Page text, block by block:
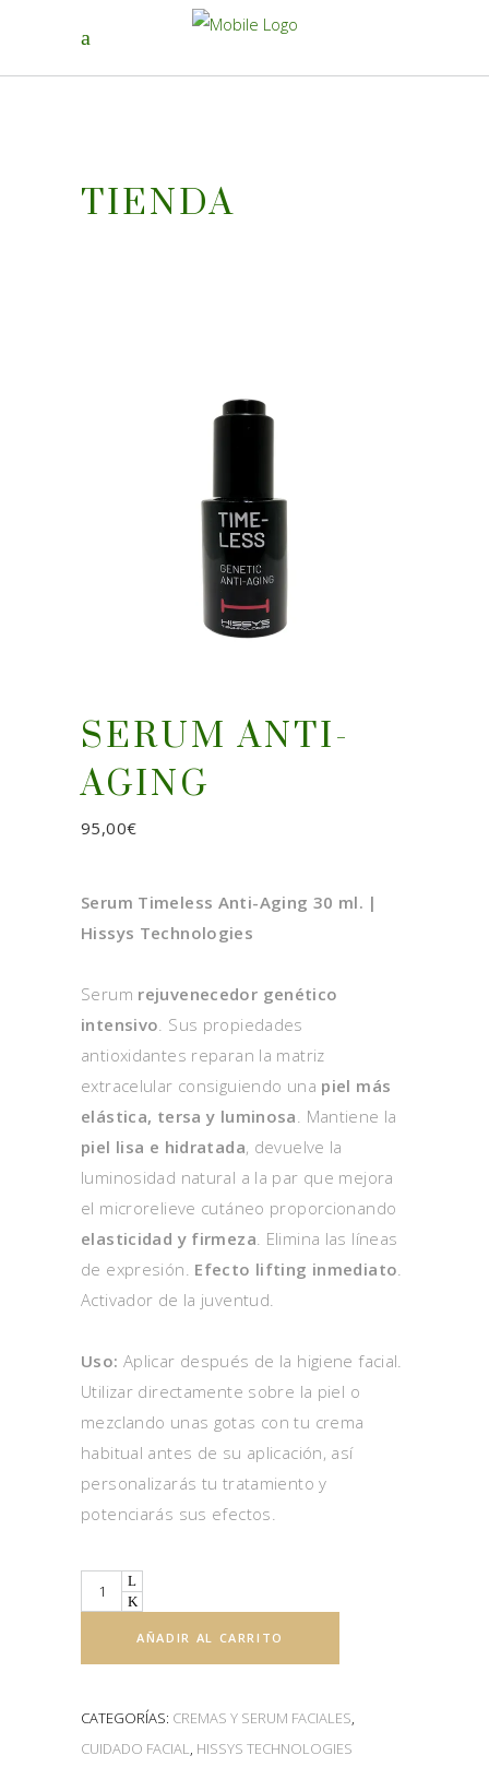
TIENDA
SERUM ANTI-
AGING
95,00€
Serum Timeless Anti-Aging 30 ml. |
Hissys Technologies
Serum rejuvenecedor genético
intensivo. Sus propiedades
antioxidantes reparan la matriz
extracelular consiguiendo una piel más
elástica, tersa y luminosa. Mantiene la
piel lisa e hidratada, devuelve la
luminosidad natural a la par que mejora
el microrelieve cutáneo proporcionando
elasticidad y firmeza. Elimina las líneas
de expresión. Efecto lifting inmediato.
Activador de la juventud.
Uso: Aplicar después de la higiene facial.
Utilizar directamente sobre la piel o
mezclando unas gotas con tu crema
habitual antes de su aplicación, así
personalizarás tu tratamiento y
potenciarás sus efectos.
Quantity
AÑADIR AL CARRITO
CATEGORÍAS: CREMAS Y SERUM FACIALES,
CUIDADO FACIAL, HISSYS TECHNOLOGIES